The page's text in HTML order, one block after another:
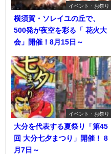
イベント・お祭り
横須賀・ソレイユの丘で、
500発が夜空を彩る「 花火大
会」開催！8月15日～
イベント・お祭り
大分を代表する夏祭り「第45
回 大分七夕まつり」開催！ 8
月7日～